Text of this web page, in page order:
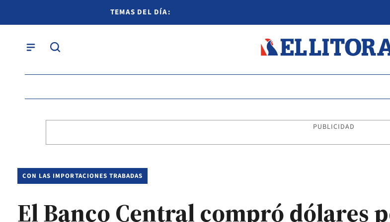
TEMAS DEL DÍA:
PUBLICIDAD
CON LAS IMPORTACIONES TRABADAS
El Banco Central compró dólares